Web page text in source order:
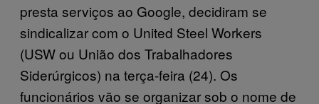
presta serviços ao Google, decidiram se
sindicalizar com o United Steel Workers
(USW ou União dos Trabalhadores
Siderúrgicos) na terça-feira (24). Os
funcionários vão se organizar sob o nome de